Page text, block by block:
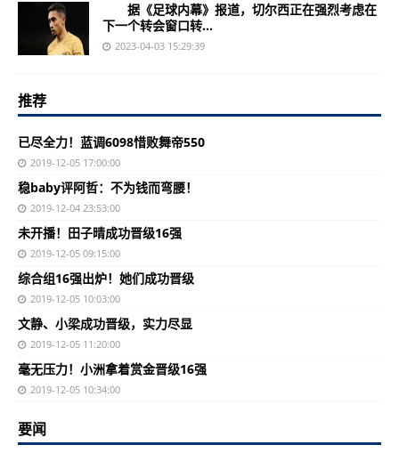
据《足球内幕》报道，切尔西正在强烈考虑在
下一个转会窗口转...
2023-04-03 15:29:39
推荐
已尽全力！蓝调6098惜败舞帝550
2019-12-05 17:00:00
稳baby评阿哲：不为钱而弯腰！
2019-12-04 23:53:00
未开播！田子晴成功晋级16强
2019-12-05 09:15:00
综合组16强出炉！她们成功晋级
2019-12-05 10:03:00
文静、小梁成功晋级，实力尽显
2019-12-05 11:20:00
毫无压力！小洲拿着赏金晋级16强
2019-12-05 10:34:00
要闻